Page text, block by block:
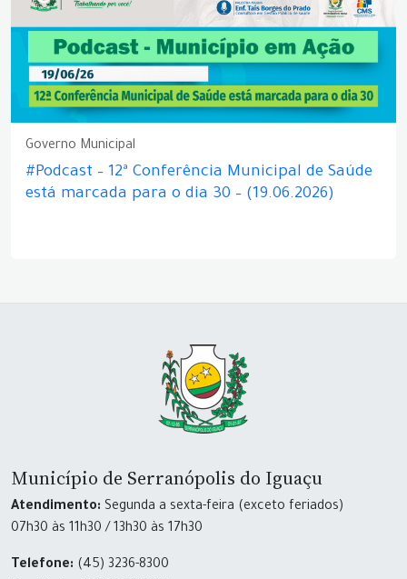
Governo Municipal
#Podcast – 12ª Conferência Municipal de Saúde
está marcada para o dia 30 – (19.06.2026)
Município de Serranópolis do Iguaçu
Atendimento: Segunda a sexta-feira (exceto feriados)
07h30 às 11h30 / 13h30 às 17h30
Telefone: (45) 3236-8300